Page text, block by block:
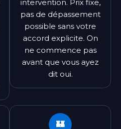
intervention. Prix fixe,
pas de dépassement
possible sans votre
accord explicite. On
ne commence pas
avant que vous ayez
dit oui.
🏰